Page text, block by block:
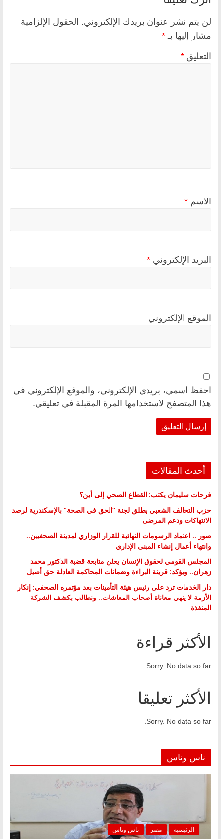
لن يتم نشر عنوان بريدك الإلكتروني. الحقول الإلزامية
مشار إليها بـ *
التعليق *
الاسم *
البريد الإلكتروني *
الموقع الإلكتروني
احفظ اسمي، بريدي الإلكتروني، والموقع الإلكتروني في
هذا المتصفح لاستخدامها المرة المقبلة في تعليقي.
أحدث المقالات
فرحات سليمان يكتب: القطاع الصحي إلى أين؟
حزب التحالف الشعبي يطلق لجنة “الحق في الصحة” بالإسكندرية لرصد
الانتهاكات ودعم المرضى
صور .. اعتماد الرسومات النهائية للقرار الوزاري لمدينة الصحفيين..
وانتهاء أعمال إنشاء المبنى الإداري
المجلس القومي لحقوق الإنسان يعلن متابعة قضية الدكتور محمد
زهران.. ويؤكد: قرينة البراءة وضمانات المحاكمة العادلة حق أصيل
دار الخدمات ترد على رئيس هيئة التأمينات بعد مؤتمره الصحفي: إنكار
الأزمة لا ينهي معاناة أصحاب المعاشات.. ونطالب بكشف الشركة
المنفذة
الأكثر قراءة
Sorry. No data so far.
الأكثر تعليقا
Sorry. No data so far.
ناس وناس
الرئيسية مصر ناس وناس